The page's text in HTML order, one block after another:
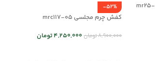
ست دستبند/پابند و گردنبند دخترانه mr25-
-52%
کفش چرم مجلسی mrc117-05
8,900,000تومان4,250,000تومان